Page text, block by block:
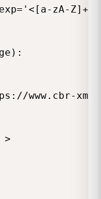
zA-
www.cbr-
>